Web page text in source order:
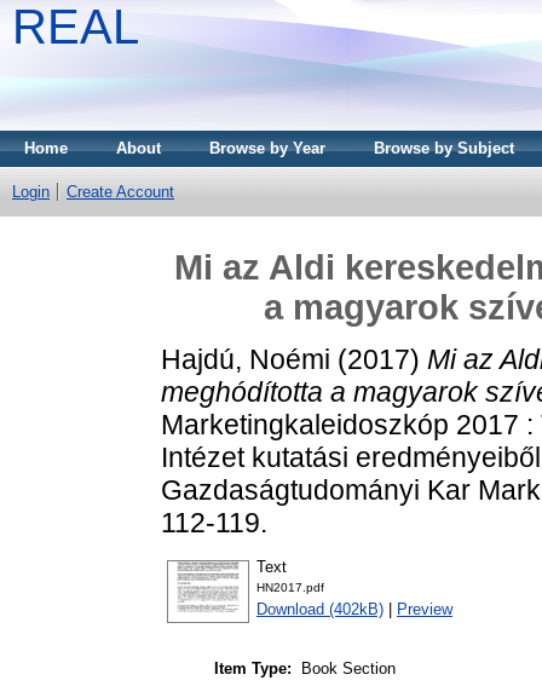
REAL
Home About Browse by Year Browse by Subject
Login Create Account
Mi az Aldi
a magyarok
Hajdú, Noémi (2017) Mi az
meghódította a magyarok
Marketingkaleidoszkóp 2017
Intézet kutatási
Gazdaságtudományi Kar
112-119.
Text
HN2017.pdf
Download (402kB) Preview
Item Type:
Book Section